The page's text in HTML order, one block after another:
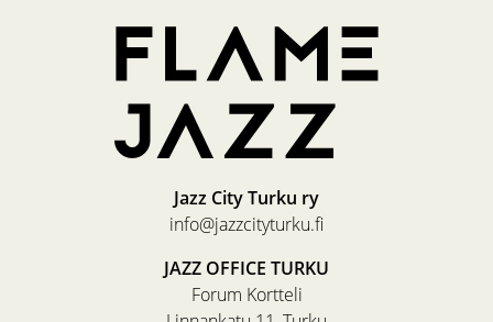
Jazz City Turku ry
info@jazzcityturku.fi
JAZZ OFFICE TURKU
Forum Kortteli